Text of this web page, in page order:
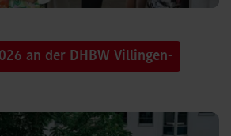
an der DHBW Villingen-